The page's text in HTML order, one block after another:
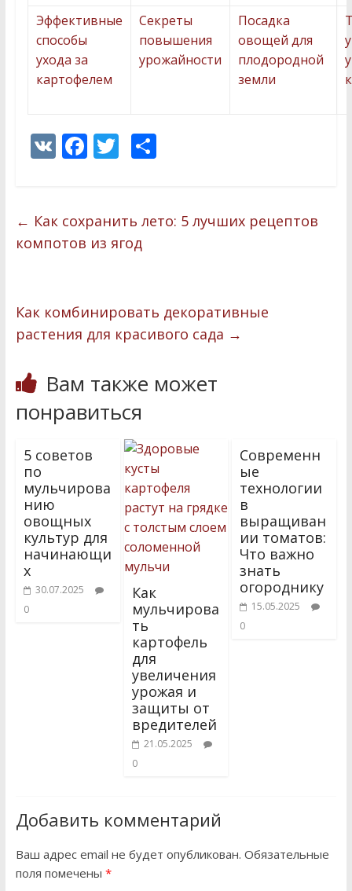
Эффективные
способы
ухода за
картофелем
Секреты
повышения
урожайности
Посадка
овощей для
плодородной
земли
V F
b
o
T
er
О
р
т
ь
← Как сохранить лето: 5 лучших рецептов
компотов из ягод
Как комбинировать декоративные
растения для красивого сада →
Вам также может
понравиться
5 советов
по
мульчирова
нию
овощных
культур для
начинающи
х
30.07.2025
0
Как
мульчирова
ть
картофель
для
увеличения
урожая и
защиты от
вредителей
21.05.2025
0
Современн
ые
технологии
в
выращиван
ии томатов:
Что важно
знать
огороднику
15.05.2025
0
Добавить комментарий
Ваш адрес email не будет опубликован. Обязательные
поля помечены *